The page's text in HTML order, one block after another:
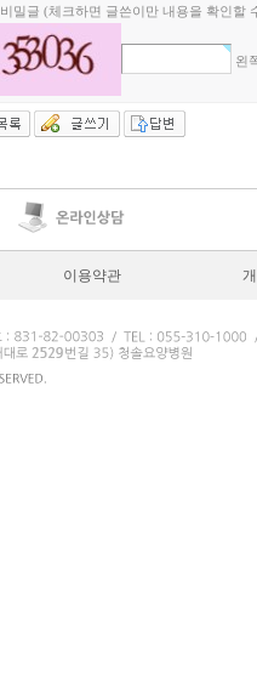
비밀글 (체크하면 글쓴이만 내용을 확인할
왼
이용약관